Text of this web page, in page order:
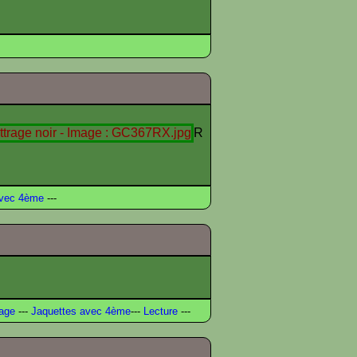
R
4ème ---
--- Jaquettes avec 4ème--- Lecture ---